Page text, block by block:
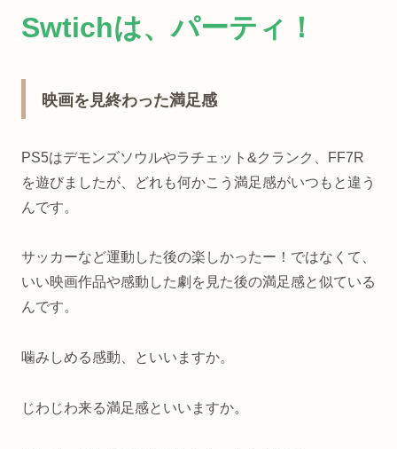
Swtichは、パーティ！
映画を見終わった満足感
PS5はデモンズソウルやラチェット&クランク、FF7R
を遊びましたが、どれも何かこう満足感がいつもと違う
んです。
サッカーなど運動した後の楽しかったー！ではなくて、
いい映画作品や感動した劇を見た後の満足感と似ている
んです。
噛みしめる感動、といいますか。
じわじわ来る満足感といいますか。